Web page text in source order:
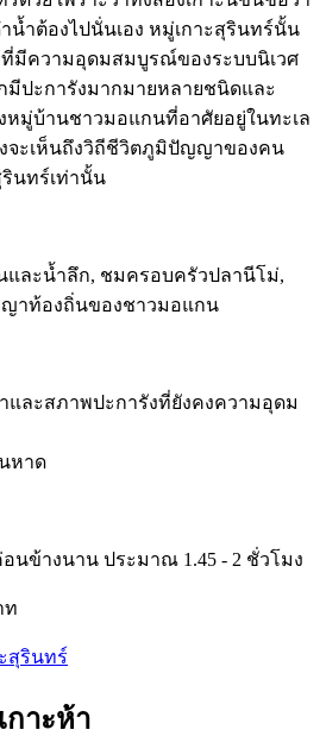
น้ำต้องไปนั่นเอง หมู่เกาะสุรินทร์นั้น
ที่มีความอุดมสมบูรณ์ของระบบนิเวศ
มีปะการังมากมายหลายชนิดและ
หมู่บ้านชาวมอแกนที่อาศัยอยู่ในทะเล
งจะเห็นถึงวิถีชีวิตภูมิปัญญาของคน
นทร์เท่านั้น
และน้ำลึก, ชมครอบครัวปลานีโม่,
าท้องถิ่นของชาวมอแกน
และสภาพปะการังที่ยังคงความอุดม
หาด
อนข้างนาน ประมาณ 1.45 - 2 ชั่วโมง
ท
สุรินทร์
กาะห้า